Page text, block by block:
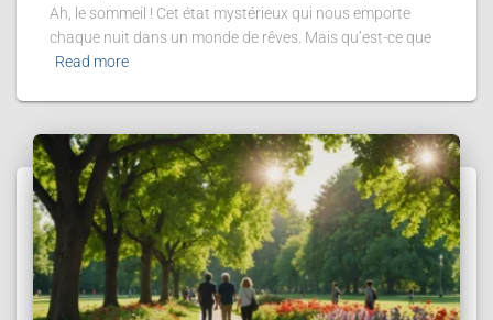
Ah, le sommeil ! Cet état mystérieux qui nous emporte
chaque nuit dans un monde de rêves. Mais qu’est-ce que
Read more